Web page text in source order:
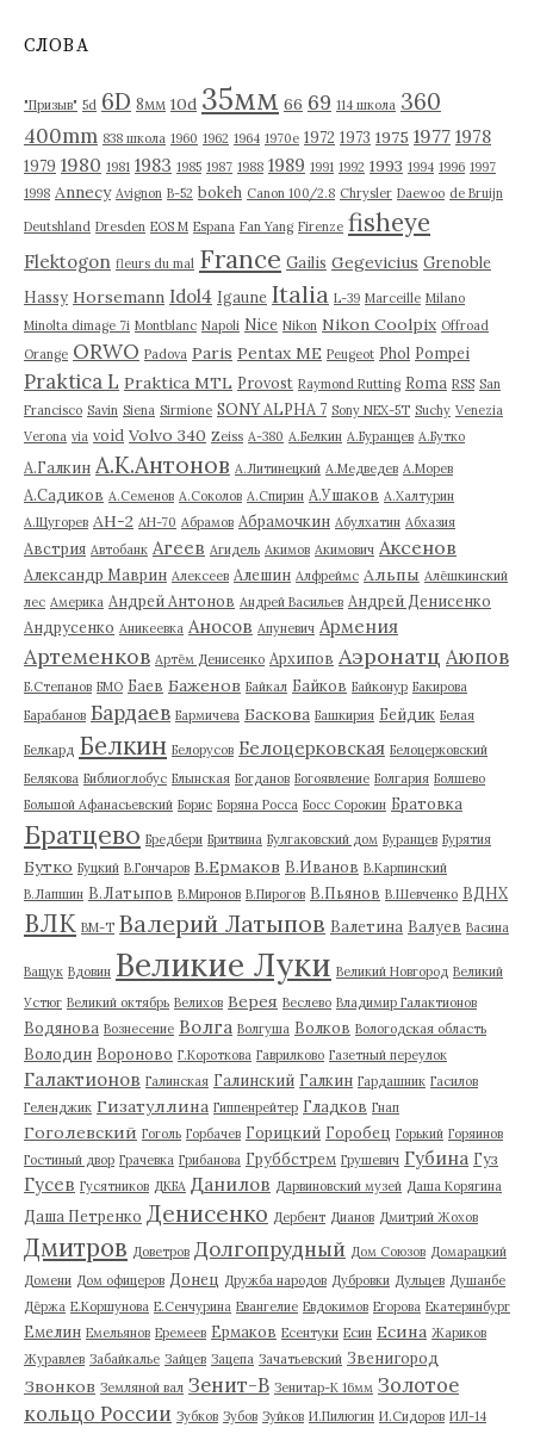
в
СЛОВА
"Призыв" 5d 6D 8мм 10d 35мм 66 69 114 школа 360
400mm 838 школа 1960 1962 1964 1970е 1972 1973 1975 1977 1978
1979 1980 1981 1983 1985 1987 1988 1989 1991 1992 1993 1994 1996 1997
1998 Annecy Avignon B-52 bokeh Canon 100/2.8 Chrysler Daewoo de Bruijn
Deutshland Dresden EOS M Espana Fan Yang Firenze fisheye
Flektogon fleurs du mal France Gailis Gegevicius Grenoble
Hassy Horsemann Idol4 Igaune Italia L-39 Marceille Milano
Minolta dimage 7i Montblanc Napoli Nice Nikon Nikon Coolpix Offroad
Orange ORWO Padova Paris Pentax ME Peugeot Phol Pompei
Praktica L Praktica MTL Provost Raymond Rutting Roma RSS San
Francisco Savin Siena Sirmione SONY ALPHA 7 Sony NEX-5T Suchy Venezia
Verona via void Volvo 340 Zeiss А-380 А.Белкин А.Буранцев А.Бутко
А.Галкин А.К.Антонов А.Литинецкий А.Медведев А.Морев
А.Садиков А.Семенов А.Соколов А.Спирин А.Ушаков А.Халтурин
А.Щугорев АН-2 АН-70 Абрамов Абрамочкин Абулхатин Абхазия
Австрия Автобанк Агеев Агидель Акимов Акимович Аксенов
Александр Маврин Алексеев Алешин Алфреймс Альпы Алёшкинский
лес Америка Андрей Антонов Андрей Васильев Андрей Денисенко
Андрусенко Аникеевка Аносов Апуневич Армения
Артеменков Артём Денисенко Архипов Аэронатц Аюпов
Б.Степанов БМО Баев Баженов Байкал Байков Байконур Бакирова
Барабанов Бардаев Бармичева Баскова Башкирия Бейдик Белая
Белкард Белкин Белорусов Белоцерковская Белоцерковский
Белякова Библиоглобус Блынская Богданов Богоявление Болгария Болшево
Большой Афанасьевский Борис Боряна Росса Босс Сорокин Братовка
Братцево Бредбери Бритвина Булгаковский дом Буранцев Бурятия
Бутко Буцкий В.Гончаров В.Ермаков В.Иванов В.Карпинский
В.Лапшин В.Латыпов В.Миронов В.Пирогов В.Пьянов В.Шевченко ВДНХ
ВЛК ВМ-Т Валерий Латыпов Валетина Валуев Васина
Ващук Вдовин Великие Луки Великий Новгород Великий
Устюг Великий октябрь Велихов Верея Веслево Владимир Галактионов
Водянова Вознесение Волга Волгуша Волков Вологодская область
Володин Вороново Г.Короткова Гаврилково Газетный переулок
Галактионов Галинская Галинский Галкин Гардашник Гасилов
Геленджик Гизатуллина Гиппенрейтер Гладков Гнап
Гоголевский Гоголь Горбачев Горицкий Горобец Горький Горяинов
Гостиный двор Грачевка Грибанова Груббстрем Грушевич Губина Гуз
Гусев Гусятников ДКБА Данилов Дарвиновский музей Даша Корягина
Даша Петренко Денисенко Дербент Дианов Дмитрий Жохов
Дмитров Доветров Долгопрудный Дом Союзов Домарацкий
Домени Дом офицеров Донец Дружба народов Дубровки Дульцев Душанбе
Дёржа Е.Коршунова Е.Сенчурина Евангелие Евдокимов Егорова Екатеринбург
Емелин Емельянов Еремеев Ермаков Есентуки Есин Есина Жариков
Журавлев Забайкалье Зайцев Зацепа Зачатьевский Звенигород
Звонков Земляной вал Зенит-В Зенитар-К 16мм Золотое
кольцо России Зубков Зубов Зуйков И.Пилюгин И.Сидоров ИЛ-14